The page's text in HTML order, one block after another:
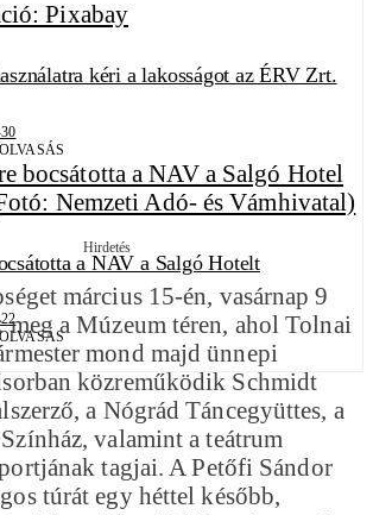
kéri a lakosságot az ÉRV Zrt.
a NAV a Salgó Hotelt
Hirdetés
március 15-én, vasárnap 9
a Múzeum téren, ahol Tolnai
mond majd ünnepi
közreműködik Schmidt
a Nógrád Táncegyüttes, a
valamint a teátrum
tagjai. A Petőfi Sándor
túrát egy héttel később,